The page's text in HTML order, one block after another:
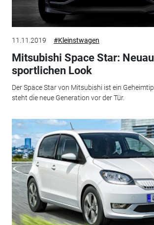
11.11.2019 #Kleinstwagen
Mitsubishi Space Star:
sportlichen Look
Der Space Star von Mitsubishi ist ein
steht die neue Generation vor der Tür.